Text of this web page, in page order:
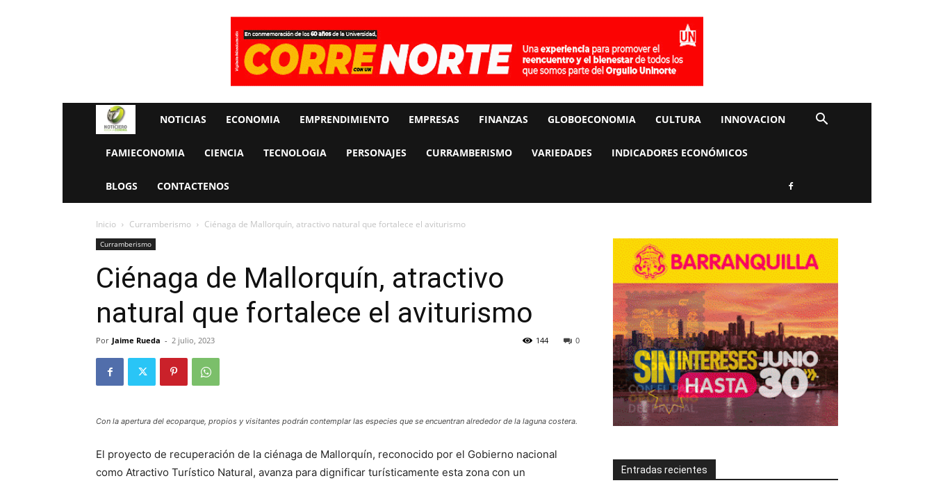
Rueda
La
Economia
NOTICIAS ECONOMIA EMPRENDIMIENTO EMPRESAS FINANZAS GLOBOECONOMIA CULTURA INNOVACION
FAMIECONOMIA CIENCIA TECNOLOGIA PERSONAJES CURRAMBERISMO VARIEDADES INDICADORES ECONÓMICOS
BLOGS CONTACTENOS
Inicio Curramberismo Ciénaga de Mallorquín, atractivo natural que fortalece el aviturismo
Curramberismo
Ciénaga de Mallorquín, atractivo
natural que fortalece el aviturismo
Por Jaime Rueda - 2 julio, 2023 0
144
Con la apertura del ecoparque, propios y visitantes podrán contemplar las especies que se encuentran alrededor de la laguna costera.
El proyecto de recuperación de la ciénaga de Mallorquín, reconocido por el Gobierno nacional
como Atractivo Turístico Natural, avanza para dignificar turísticamente esta zona con un
Entradas recientes